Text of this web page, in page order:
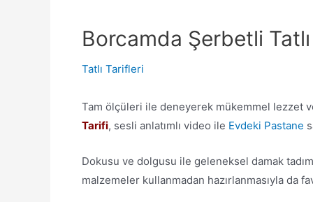
Borcamda Şerbetli
Tatlı Tarifleri
Tam ölçüleri ile deneyerek mükemmel lezzet
Tarifi, sesli anlatımlı video ile Evdeki Pastane
Dokusu ve dolgusu ile geleneksel damak
malzemeler kullanmadan hazırlanmasıyla da